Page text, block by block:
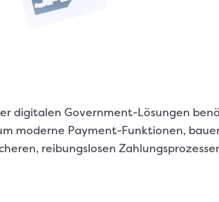
digitalen Government-Lösungen
moderne Payment-Funktionen,
reibungslosen